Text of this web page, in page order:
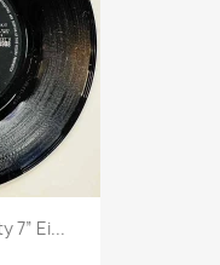
7” Ei...